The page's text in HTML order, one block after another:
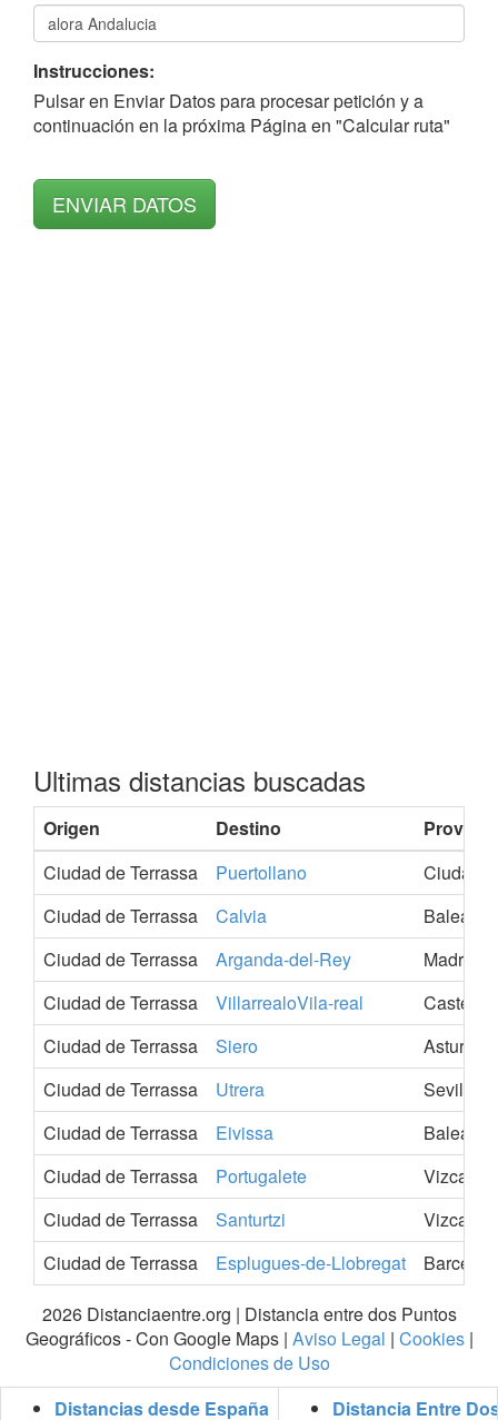
Instrucciones:
Pulsar en Enviar Datos para procesar petición y a
continuación en la próxima Página en "Calcular ruta"
Ultimas distancias buscadas
Origen Destino
Ciudad de Terrassa
Puertollano
Ciudad-
Ciudad de Terrassa
Calvia
Balears-
Ciudad de Terrassa
Arganda-del-Rey
Madrid
Ciudad de Terrassa
VillarrealoVila-real
Ciudad de Terrassa
Siero
Asturias
Ciudad de Terrassa
Utrera
Sevilla
Ciudad de Terrassa
Eivissa
Balears-
Ciudad de Terrassa
Portugalete
Vizcaya
Ciudad de Terrassa
Santurtzi
Vizcaya
Ciudad de Terrassa
Esplugues-de-Llobregat
2026 Distanciaentre.org | Distancia entre dos Puntos
Geográficos - Con Google Maps | Aviso Legal | Cookies|
Condiciones de Uso
Distancias desde España
Distancia Entre